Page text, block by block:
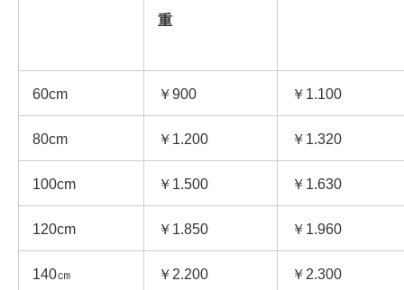
重
60cm ￥900 ￥1.100
80cm ￥1.200 ￥1.320
100cm ￥1.500 ￥1.630
120cm ￥1.850 ￥1.960
140㎝ ￥2.200 ￥2.300